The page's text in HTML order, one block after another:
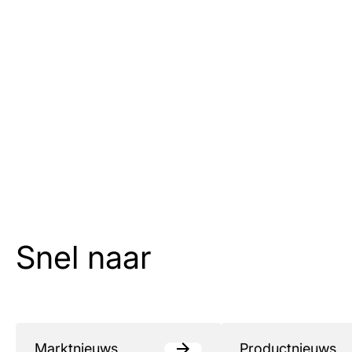
Snel naar
Marktnieuws Productnieuws